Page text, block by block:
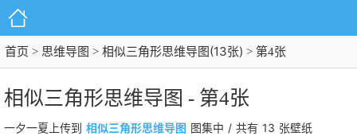
首页 > 思维导图 > 相似三角形思维导图(13张) > 第4张
相似三角形思维导图 - 第4张
一夕一夏上传到 相似三角形思维导图 图集中 / 共有 13 张壁纸